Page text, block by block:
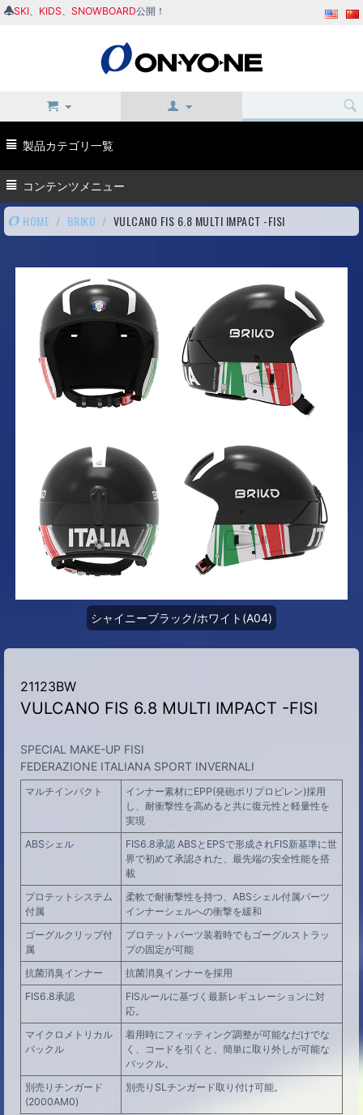
SKI KIDS SNOWBOARD公開！
製品カテゴリ一覧
コンテンツメニュー
HOME / BRIKO / VULCANO FIS 6.8 MULTI IMPACT -FISI
シャイニーブラック/ホワイト(A04)
21123BW
VULCANO FIS 6.8 MULTI IMPACT -FISI
SPECIAL MAKE-UP FISI
FEDERAZIONE ITALIANA SPORT INVERNALI
マルチインパクト
インナー素材にEPP(発砲ポリプロピレン)採用
し、耐衝撃性を高めると共に復元性と軽量性を
実現
ABSシェル
FIS6.8承認 ABSとEPSで形成されFIS新基準に世
界で初めて承認された、最先端の安全性能を搭
載
プロテットシステム
付属
柔軟で耐衝撃性を持つ、ABSシェル付属パーツ
インナーシェルへの衝撃を緩和
ゴーグルクリップ付
属
プロテットパーツ装着時でもゴーグルストラッ
プの固定が可能
抗菌消臭インナー
抗菌消臭インナーを採用
FIS6.8承認
FISルールに基づく最新レギュレーションに対
応。
マイクロメトリカル
バックル
着用時にフィッティング調整が可能なだけでな
く、コードを引くと、簡単に取り外しが可能な
バックル。
別売りチンガード
(2000AM0)
別売りSLチンガード取り付け可能。